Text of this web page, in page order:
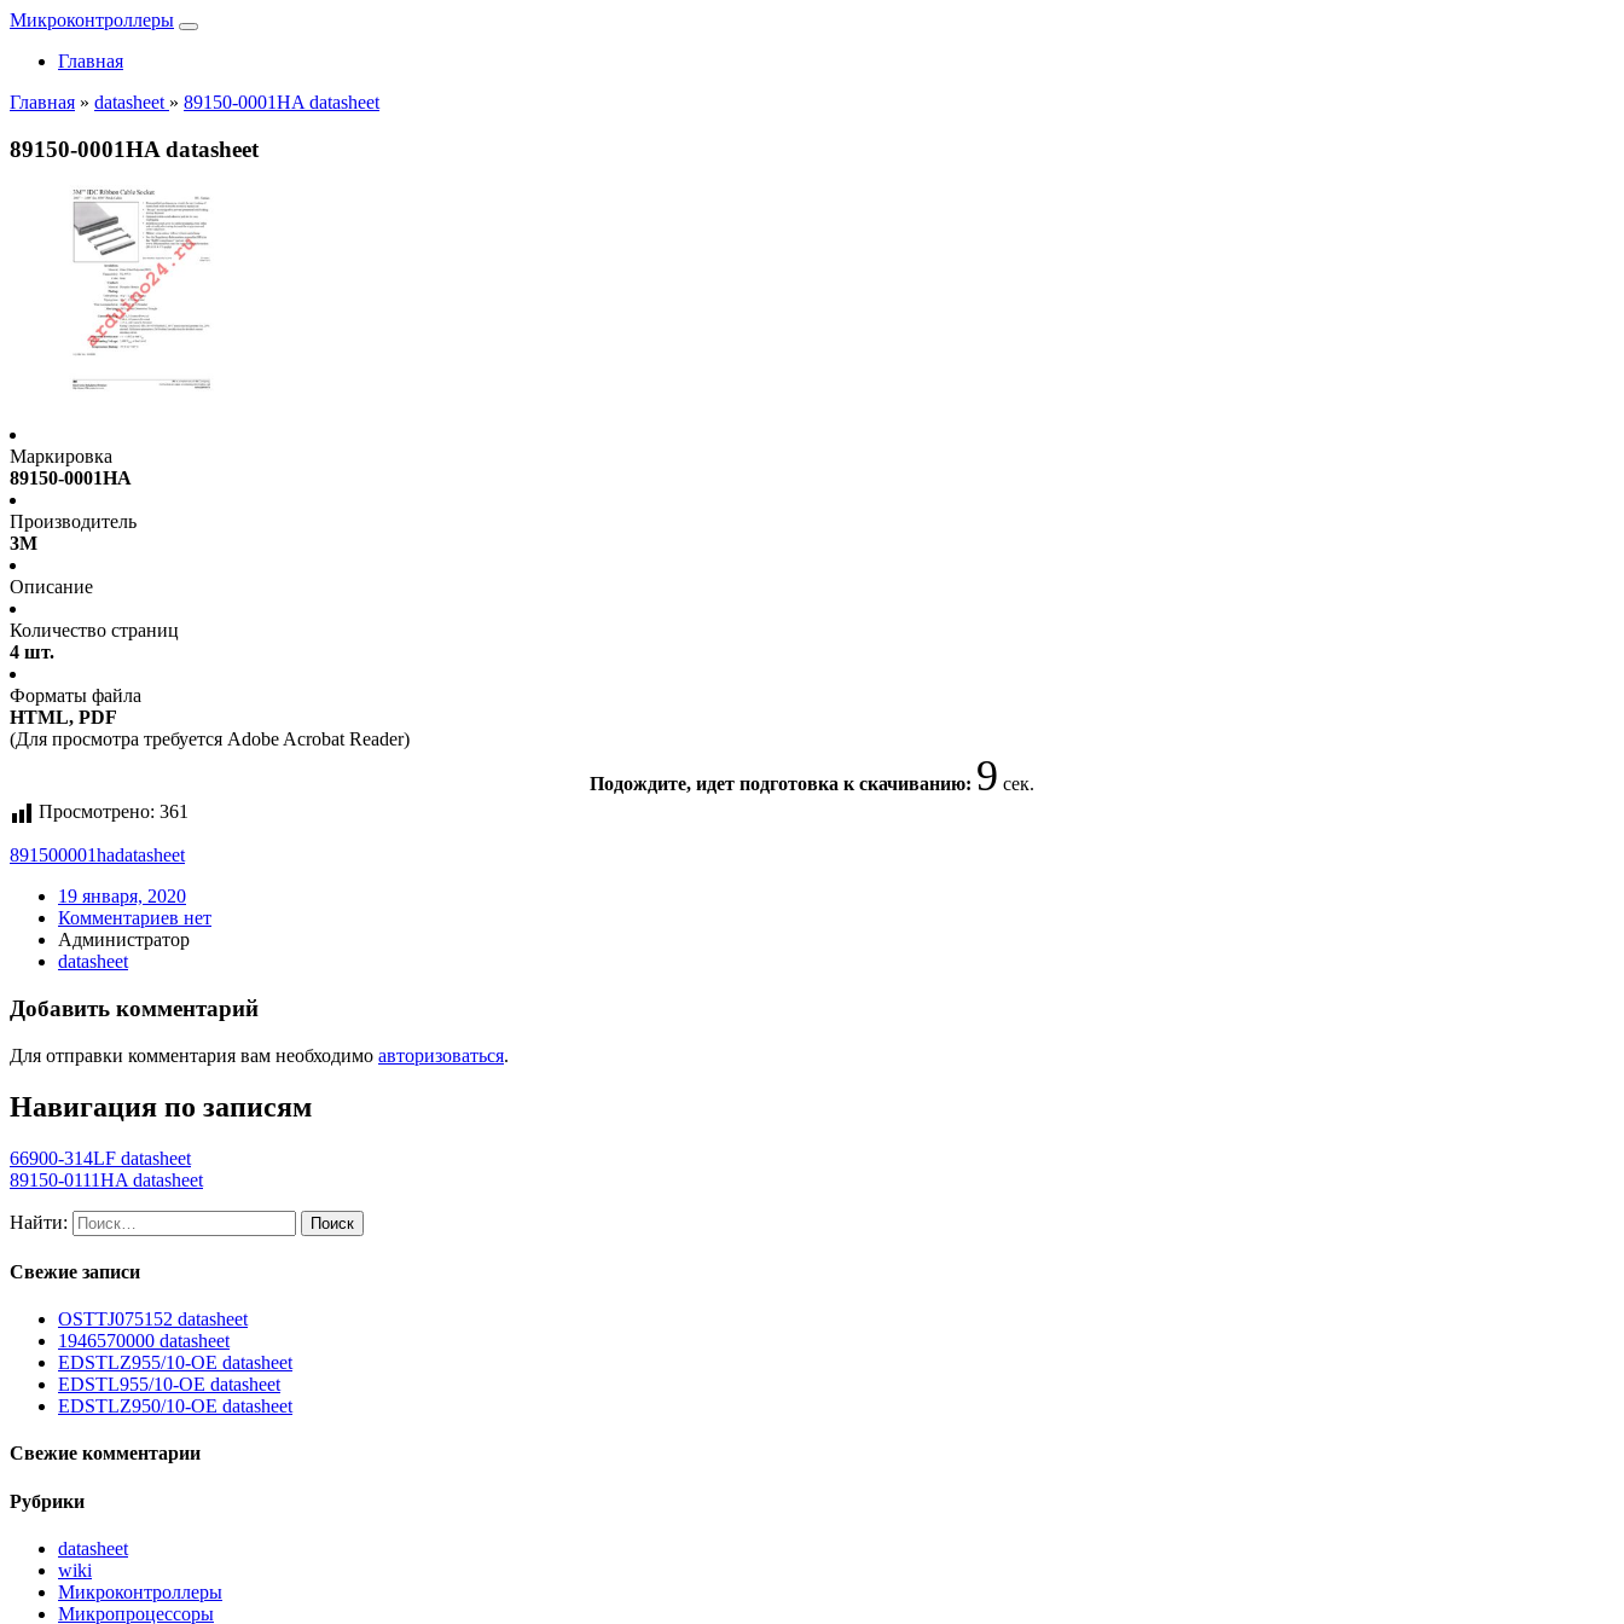
Микроконтроллеры
Главная
Главная » datasheet » 89150-0001HA datasheet
89150-0001HA datasheet
Маркировка
89150-0001HA
Производитель
3M
Описание
Количество страниц
4 шт.
Форматы файла
HTML, PDF
(Для просмотра требуется Adobe Acrobat Reader)
Подождите, идет подготовка к скачиванию: 9 сек.
Просмотрено: 361
891500001hadatasheet
19 января, 2020
Комментариев нет
Администратор
datasheet
Добавить комментарий
Для отправки комментария вам необходимо авторизоваться.
Навигация по записям
66900-314LF datasheet
89150-0111HA datasheet
Найти:
Свежие записи
OSTTJ075152 datasheet
1946570000 datasheet
EDSTLZ955/10-OE datasheet
EDSTL955/10-OE datasheet
EDSTLZ950/10-OE datasheet
Свежие комментарии
Рубрики
datasheet
wiki
Микроконтроллеры
Микропроцессоры